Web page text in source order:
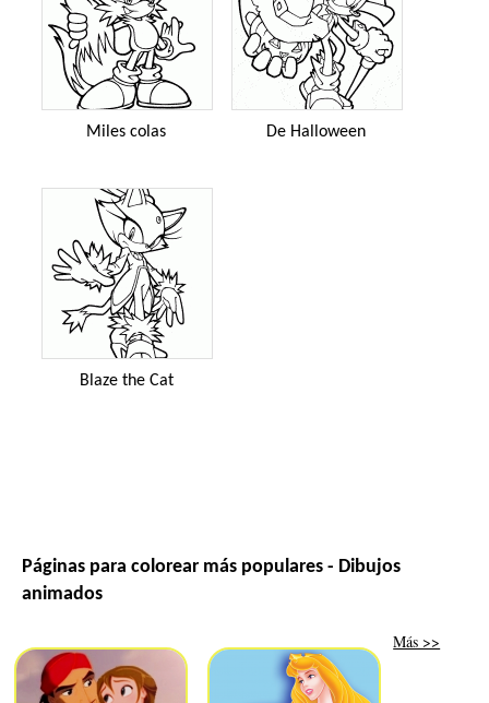
Miles colas De Halloween
Blaze the Cat
Páginas para colorear más populares - Dibujos
animados
Más >>